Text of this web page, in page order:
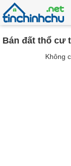
Bán đất thổ cư
Không